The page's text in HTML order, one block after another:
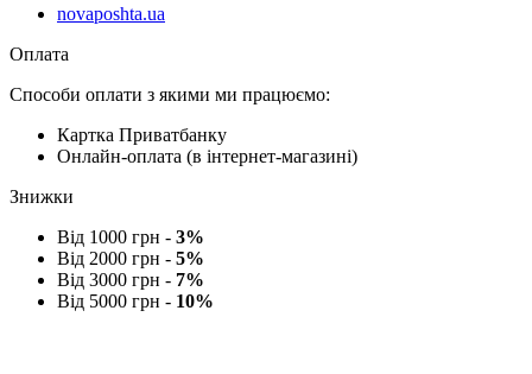
novaposhta.ua
Оплата
Способи оплати з якими ми працюємо:
Картка Приватбанку
Онлайн-оплата (в інтернет-магазині)
Знижки
Від 1000 грн - 3%
Від 2000 грн - 5%
Від 3000 грн - 7%
Від 5000 грн - 10%